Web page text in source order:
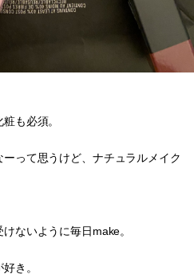
も必須。
って思うけど、ナチュラルメイク
ないように毎日make。
き。